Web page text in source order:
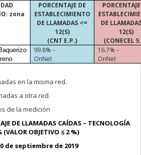
zona
PORCENTAJE DE
ESTABLECIMIENTO
DE LLAMADAS <=
12(S)
(CNT E.P.)
DE
12(S)
(CONECEL
99.8% –
OnNet
16.7% –
OnNet
en la misma red.
a otra red.
de la medición
DE LLAMADAS CAÍDAS – TECNOLOGÍA
(VALOR OBJETIVO ≤ 2 %)
de septiembre de 2019